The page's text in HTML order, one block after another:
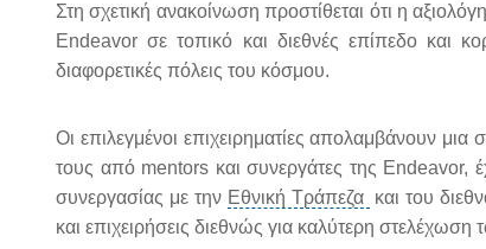
Στη σχετική ανακοίνωση προστίθεται ότι η
Endeavor σε τοπικό και διεθνές επίπεδο και
διαφορετικές πόλεις του κόσμου.
Οι επιλεγμένοι επιχειρηματίες απολαμβάνουν
τους από mentors και συνεργάτες της
συνεργασίας με την Εθνική Τράπεζα και του
και επιχειρήσεις διεθνώς για καλύτερη